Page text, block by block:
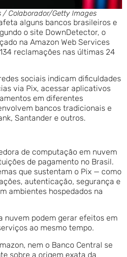
/ Colaborador/Getty Images
alguns bancos brasileiros e
o site DownDetector, o
na Amazon Web Services
reclamações nas últimas 24
sociais indicam dificuldades
via Pix, acessar aplicativos
em diferentes
bancos tradicionais e
Santander e outros.
de computação em nuvem
de pagamento no Brasil.
que sustentam o Pix — como
autenticação, segurança e
ambientes hospedados na
nuvem podem gerar efeitos em
ao mesmo tempo.
nem o Banco Central se
sobre a origem exata da